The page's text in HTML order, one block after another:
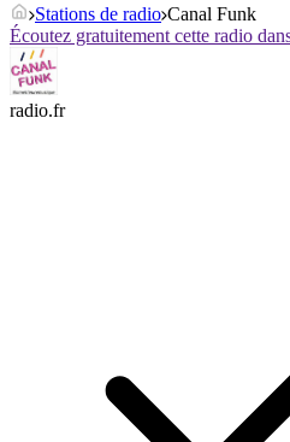
Stations de radio Canal Funk
Écoutez gratuitement cette radio
radio.fr